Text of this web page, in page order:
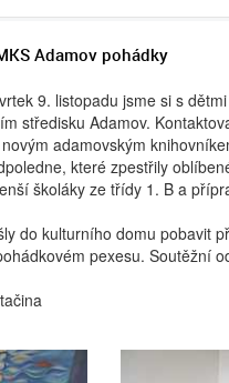
Adamov pohádky
9. listopadu jsme si s
středisku Adamov.
adamovským
které zpestřily
školáky ze třídy 1. B a
do kulturního domu pobavit
pexesu. Soutěžní